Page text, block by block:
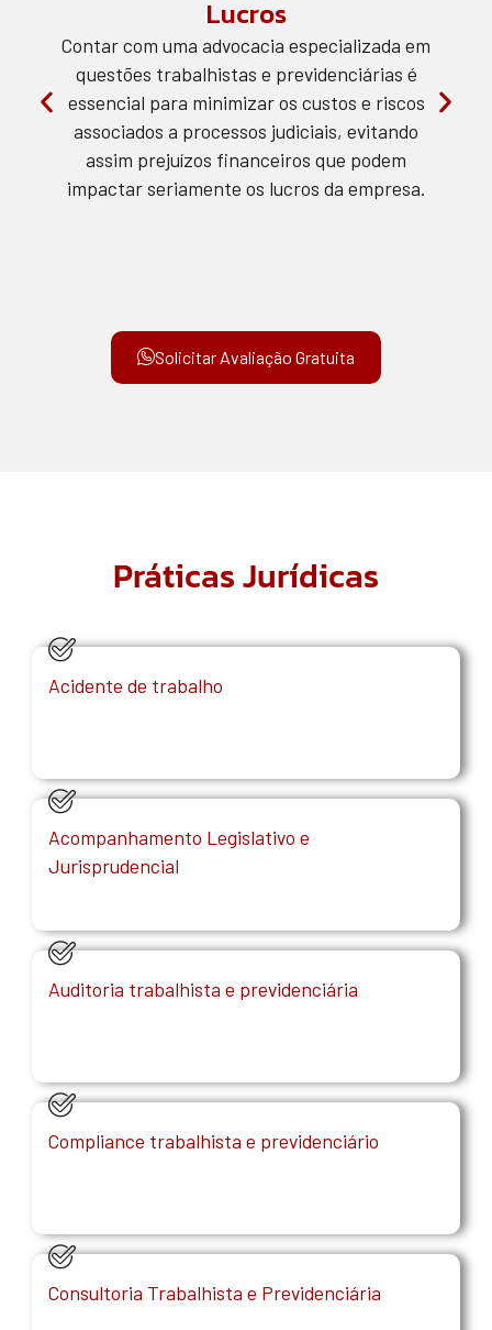
Lucros
Contar com uma advocacia especializada em
questões trabalhistas e previdenciárias é
essencial para minimizar os custos e riscos
associados a processos judiciais, evitando
assim prejuízos financeiros que podem
impactar seriamente os lucros da empresa.
Solicitar Avaliação Gratuita
Práticas Jurídicas
Acidente de trabalho
Acompanhamento Legislativo e
Jurisprudencial
Auditoria trabalhista e previdenciária
Compliance trabalhista e previdenciário
Consultoria Trabalhista e Previdenciária